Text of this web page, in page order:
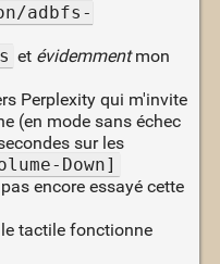
adbfs-
et évidemmentmon
Perplexity qui m'invite
(en mode sans échec
sur les
Down]
encore essayé cette
tactile fonctionne